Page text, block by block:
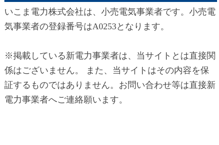
いこま電力株式会社は、小売電気事業者です。小売電
気事業者の登録番号はA0253となります。
※掲載している新電力事業者は、当サイトとは直接関
係はございません。 また、当サイトはその内容を保
証するものではありません。お問い合わせ等は直接新
電力事業者へご連絡願います。